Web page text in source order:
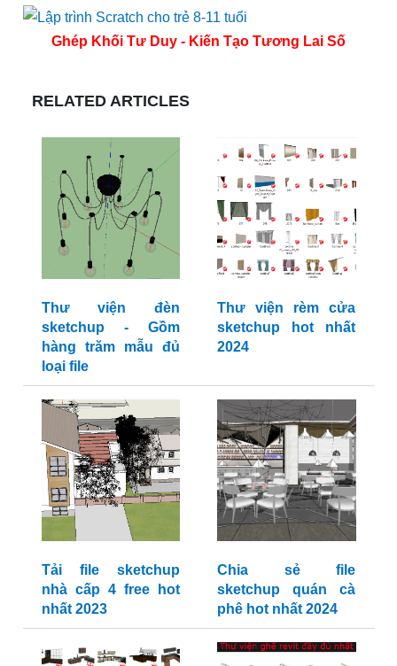
Ghép Khối Tư Duy - Kiến Tạo Tương Lai Số
RELATED ARTICLES
Thư viện đèn
sketchup - Gồm
hàng trăm mẫu đủ
loại file
Thư viện rèm cửa
sketchup hot nhất
2024
Tải file sketchup
nhà cấp 4 free hot
nhất 2023
Chia sẻ file
sketchup quán cà
phê hot nhất 2024